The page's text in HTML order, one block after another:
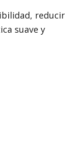
suave y